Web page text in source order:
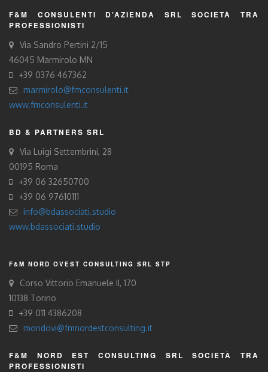
F&M CONSULENTI D’AZIENDA SRL SOCIETÀ TRA
PROFESSIONISTI
Via Sandro Pertini 2/15
46045 Marmirolo MN
+39 0376 467362
marmirolo@fmconsulenti.it
www.fmconsulenti.it
BD & PARTNERS SRL
Via Luigi Settembrini, 28
00195 Roma
+39 06 32650700
+39 06 97610111
info@bdassociati.studio
www.bdassociati.studio
F&M NORD OVEST CONSULTING SRL STP
Corso Vittorio Emanuele II, 170
10138 Torino
+39 011 4386208
mondovi@fmnordestconsulting.it
F&M NORD EST CONSULTING SRL SOCIETÀ TRA
PROFESSIONISTI